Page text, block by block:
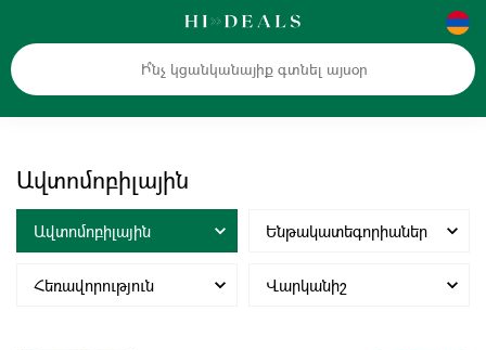
Ավտոմոբիլային
Ավտոմոբիլային Ենթակատեգորիաներ
Հեռավորություն Վարկանիշ